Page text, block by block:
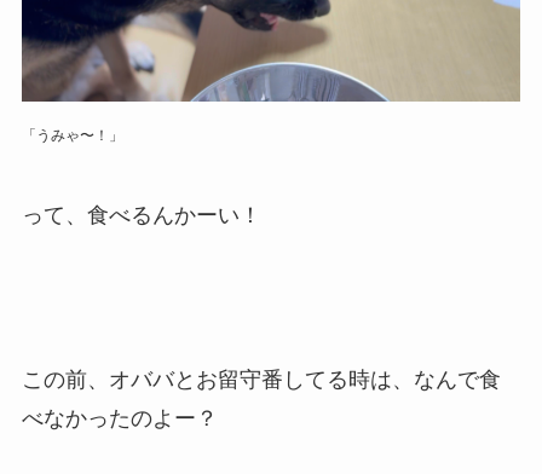
「うみゃ〜！」
って、食べるんかーい！
この前、オババとお留守番してる時は、なんで食
べなかったのよー？